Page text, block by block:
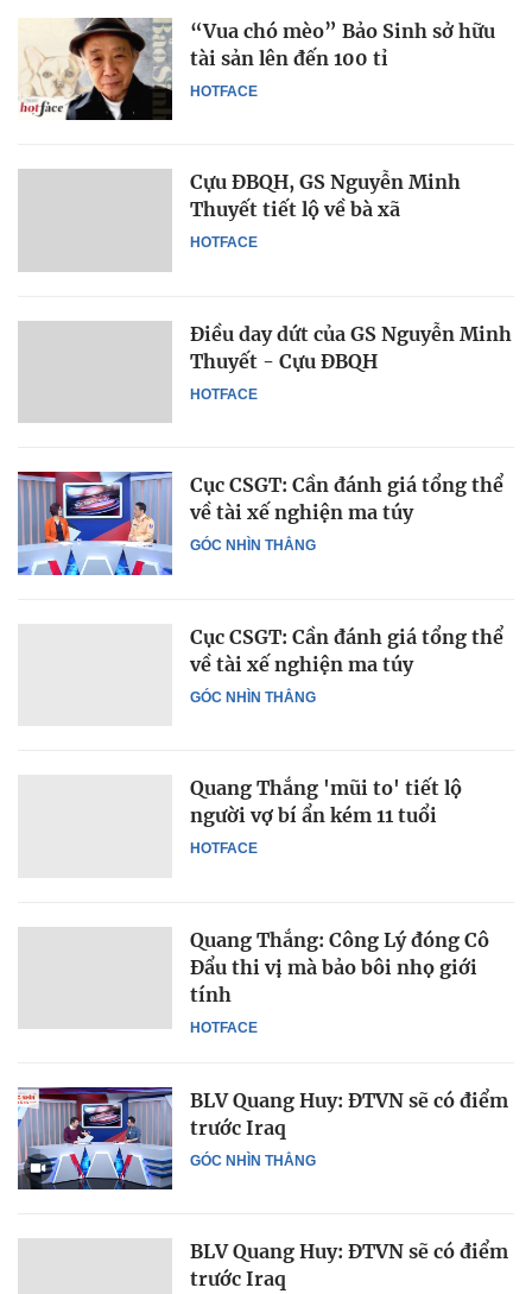
HOTFACE
“Vua chó mèo” Bảo Sinh sở hữu
tài sản lên đến 100 tỉ
HOTFACE
Cựu ĐBQH, GS Nguyễn Minh
Thuyết tiết lộ về bà xã
HOTFACE
Điều day dứt của GS Nguyễn Minh
Thuyết - Cựu ĐBQH
GÓC NHÌN THẲNG
Cục CSGT: Cần đánh giá tổng thể
về tài xế nghiện ma túy
GÓC NHÌN THẲNG
Cục CSGT: Cần đánh giá tổng thể
về tài xế nghiện ma túy
HOTFACE
Quang Thắng 'mũi to' tiết lộ
người vợ bí ẩn kém 11 tuổi
HOTFACE
Quang Thắng: Công Lý đóng Cô
Đẩu thi vị mà bảo bôi nhọ giới
tính
GÓC NHÌN THẲNG
BLV Quang Huy: ĐTVN sẽ có điểm
trước Iraq
BLV Quang Huy: ĐTVN sẽ có điểm
trước Iraq